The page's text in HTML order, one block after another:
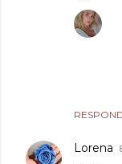
Lorena